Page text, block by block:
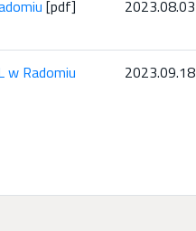
[pdf]
2023.08.03
w Radomiu
2023.09.18